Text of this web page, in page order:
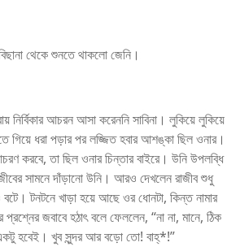
থেকে শুনতে থাকলো জেনি।
নির্বিকার আচরন আসা করেননি সাবিনা। লুকিয়ে লুকিয়ে
গিয়ে ধরা পড়ার পর লজ্জিত হবার আশঙ্কা ছিল ওনার।
করবে, তা ছিল ওনার চিন্তার বাইরে। উনি উপলব্ধি
সামনে দাঁড়ানো উনি। আরও দেখলেন রাজীব শুধু
টনটনে খাড়া হয়ে আছে ওর ধোনটা, কিন্ত নামার
জবাবে হঠাৎ বলে ফেললেন, “না না, মানে, ঠিক
হবেই। খুব সুন্দর আর বড়ো তো! বাহ্*!”